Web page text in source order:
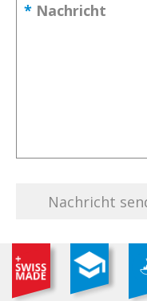
Nachricht
*